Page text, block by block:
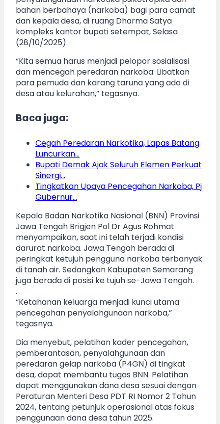
bahan berbahaya (narkoba) bagi para camat
dan kepala desa, di ruang Dharma Satya
kompleks kantor bupati setempat, Selasa
(28/10/2025).
“Kita semua harus menjadi pelopor sosialisasi
dan mencegah peredaran narkoba. Libatkan
para pemuda dan karang taruna yang ada di
desa atau kelurahan,” tegasnya.
Baca juga:
Cegah Peredaran Narkotika, Lapas Batang
Luncurkan…
Bupati Demak Ajak Seluruh Elemen Perkuat
Sinergi…
Tingkatkan Upaya Pencegahan Narkoba, Pj
Gubernur…
Kepala Badan Narkotika Nasional (BNN) Provinsi
Jawa Tengah Brigjen Pol Dr Agus Rohmat
menyampaikan, saat ini telah terjadi kondisi
darurat narkoba. Jawa Tengah berada di
peringkat ketujuh pengguna narkoba terbanyak
di tanah air. Sedangkan Kabupaten Semarang
juga berada di posisi ke tujuh se-Jawa Tengah.
.
“Ketahanan keluarga menjadi kunci utama
pencegahan penyalahgunaan narkoba,”
tegasnya.
Dia menyebut, pelatihan kader pencegahan,
pemberantasan, penyalahgunaan dan
peredaran gelap narkoba (P4GN) di tingkat
desa, dapat membantu tugas BNN. Pelatihan
dapat menggunakan dana desa sesuai dengan
Peraturan Menteri Desa PDT RI Nomor 2 Tahun
2024, tentang petunjuk operasional atas fokus
penggunaan dana desa tahun 2025.